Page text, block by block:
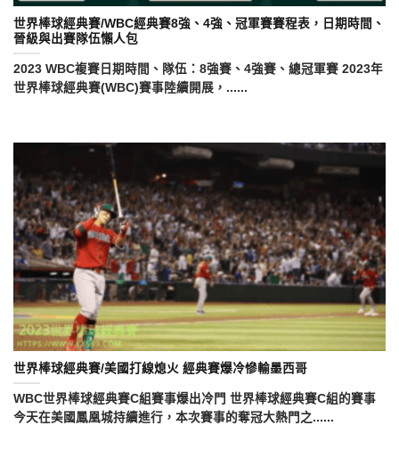
世界棒球經典賽/WBC經典賽8強、4強、冠軍賽賽程表，日期時間、
晉級與出賽隊伍懶人包
2023 WBC複賽日期時間、隊伍：8強賽、4強賽、總冠軍賽 2023年
世界棒球經典賽(WBC)賽事陸續開展，......
世界棒球經典賽/美國打線熄火 經典賽爆冷慘輸墨西哥
WBC世界棒球經典賽C組賽事爆出冷門 世界棒球經典賽C組的賽事
今天在美國鳳凰城持續進行，本次賽事的奪冠大熱門之......